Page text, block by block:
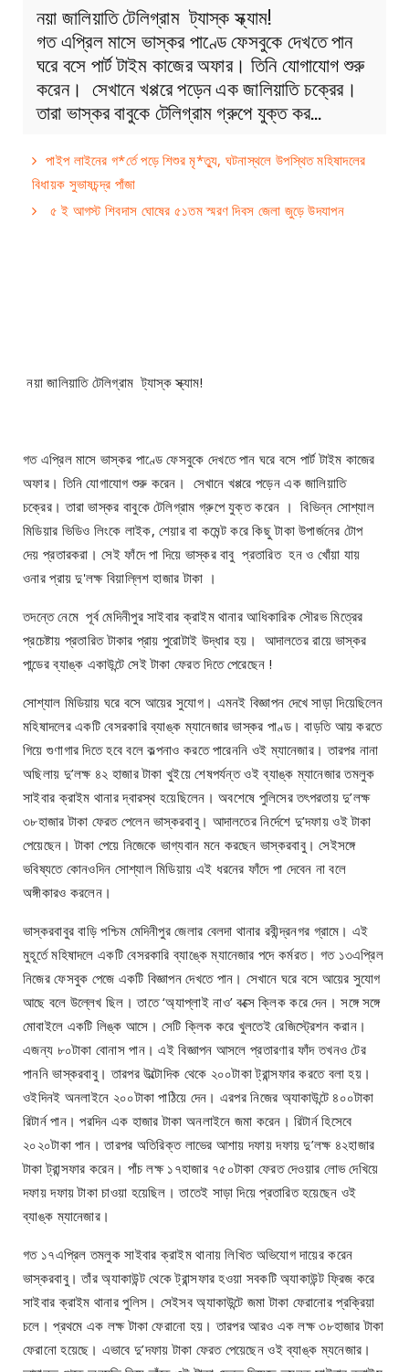
নয়া জালিয়াতি টেলিগ্রাম ট্যাস্ক স্ক্যাম!
গত এপ্রিল মাসে ভাস্কর পাণ্ডে ফেসবুকে দেখতে পান
ঘরে বসে পার্ট টাইম কাজের অফার। তিনি যোগাযোগ শুরু
করেন। সেখানে খপ্পরে পড়েন এক জালিয়াতি চক্রের।
তারা ভাস্কর বাবুকে টেলিগ্রাম গ্রুপে যুক্ত কর…
পাইপ লাইনের গ*র্তে পড়ে শিশুর মৃ*ত্যু, ঘটনাস্থলে উপস্থিত মহিষাদলের
বিধায়ক সুভাষচন্দ্র পাঁজা
৫ ই আগস্ট শিবদাস ঘোষের ৫১তম স্মরণ দিবস জেলা জুড়ে উদযাপন
নয়া জালিয়াতি টেলিগ্রাম ট্যাস্ক স্ক্যাম!
গত এপ্রিল মাসে ভাস্কর পাণ্ডে ফেসবুকে দেখতে পান ঘরে বসে পার্ট টাইম কাজের
অফার। তিনি যোগাযোগ শুরু করেন। সেখানে খপ্পরে পড়েন এক জালিয়াতি
চক্রের। তারা ভাস্কর বাবুকে টেলিগ্রাম গ্রুপে যুক্ত করেন । বিভিন্ন সোশ্যাল
মিডিয়ার ভিডিও লিংকে লাইক, শেয়ার বা কমেন্ট করে কিছু টাকা উপার্জনের টোপ
দেয় প্রতারকরা। সেই ফাঁদে পা দিয়ে ভাস্কর বাবু প্রতারিত হন ও খোঁয়া যায়
ওনার প্রায় দু'লক্ষ বিয়াল্লিশ হাজার টাকা ।
তদন্তে নেমে পূর্ব মেদিনীপুর সাইবার ক্রাইম থানার আধিকারিক সৌরভ মিত্রের
প্রচেষ্টায় প্রতারিত টাকার প্রায় পুরোটাই উদ্ধার হয়। আদালতের রায়ে ভাস্কর
পান্ডের ব্যাঙ্ক একাউন্টে সেই টাকা ফেরত দিতে পেরেছেন !
সোশ্যাল মিডিয়ায় ঘরে বসে আয়ের সুযোগ। এমনই বিজ্ঞাপন দেখে সাড়া দিয়েছিলেন
মহিষাদলের একটি বেসরকারি ব্যাঙ্ক ম্যানেজার ভাস্কর পাণ্ড। বাড়তি আয় করতে
গিয়ে গুণাগার দিতে হবে বলে কল্পনাও করতে পারেননি ওই ম্যানেজার। তারপর নানা
অছিলায় দু’লক্ষ ৪২ হাজার টাকা খুইয়ে শেষপর্যন্ত ওই ব্যাঙ্ক ম্যানেজার তমলুক
সাইবার ক্রাইম থানার দ্বারস্থ হয়েছিলেন। অবশেষে পুলিসের তৎপরতায় দু’লক্ষ
৩৮হাজার টাকা ফেরত পেলেন ভাস্করবাবু। আদালতের নির্দেশে দু’দফায় ওই টাকা
পেয়েছেন। টাকা পেয়ে নিজেকে ভাগ্যবান মনে করছেন ভাস্করবাবু। সেইসঙ্গে
ভবিষ্যতে কোনওদিন সোশ্যাল মিডিয়ায় এই ধরনের ফাঁদে পা দেবেন না বলে
অঙ্গীকারও করলেন।
ভাস্করবাবুর বাড়ি পশ্চিম মেদিনীপুর জেলার বেলদা থানার রবীন্দ্রনগর গ্রামে। এই
মুহূর্তে মহিষাদলে একটি বেসরকারি ব্যাঙ্কে ম্যানেজার পদে কর্মরত। গত ১৩এপ্রিল
নিজের ফেসবুক পেজে একটি বিজ্ঞাপন দেখতে পান। সেখানে ঘরে বসে আয়ের সুযোগ
আছে বলে উল্লেখ ছিল। তাতে ‘অ্যাপ্লাই নাও’ বক্সে ক্লিক করে দেন। সঙ্গে সঙ্গে
মোবাইলে একটি লিঙ্ক আসে। সেটি ক্লিক করে খুলতেই রেজিস্ট্রেশন করান।
এজন্য ৮০টাকা বোনাস পান। এই বিজ্ঞাপন আসলে প্রতারণার ফাঁদ তখনও টের
পাননি ভাস্করবাবু। তারপর উল্টোদিক থেকে ২০০টাকা ট্রান্সফার করতে বলা হয়।
ওইদিনই অনলাইনে ২০০টাকা পাঠিয়ে দেন। এরপর নিজের অ্যাকাউন্টে ৪০০টাকা
রিটার্ন পান। পরদিন এক হাজার টাকা অনলাইনে জমা করেন। রিটার্ন হিসেবে
২০২০টাকা পান। তারপর অতিরিক্ত লাভের আশায় দফায় দফায় দু’লক্ষ ৪২হাজার
টাকা ট্রান্সফার করেন। পাঁচ লক্ষ ১৭হাজার ৭৫০টাকা ফেরত দেওয়ার লোভ দেখিয়ে
দফায় দফায় টাকা চাওয়া হয়েছিল। তাতেই সাড়া দিয়ে প্রতারিত হয়েছেন ওই
ব্যাঙ্ক ম্যানেজার।
গত ১৭এপ্রিল তমলুক সাইবার ক্রাইম থানায় লিখিত অভিযোগ দায়ের করেন
ভাস্করবাবু। তাঁর অ্যাকাউন্ট থেকে ট্রান্সফার হওয়া সবকটি অ্যাকাউন্ট ফ্রিজ করে
সাইবার ক্রাইম থানার পুলিস। সেইসব অ্যাকাউন্টে জমা টাকা ফেরানোর প্রক্রিয়া
চলে। প্রথমে এক লক্ষ টাকা ফেরানো হয়। তারপর আরও এক লক্ষ ৩৮হাজার টাকা
ফেরানো হয়েছে। এভাবে দু’দফায় টাকা ফেরত পেয়েছেন ওই ব্যাঙ্ক ম্যনেজার।